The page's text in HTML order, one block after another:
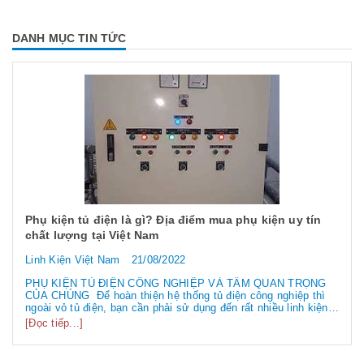
DANH MỤC TIN TỨC
Phụ kiện tủ điện là gì? Địa điểm mua phụ kiện uy tín
chất lượng tại Việt Nam
Linh Kiện Việt Nam
21/08/2022
PHỤ KIỆN TỦ ĐIỆN CÔNG NGHIỆP VÀ TẦM QUAN TRỌNG
CỦA CHÚNG Để hoàn thiện hệ thống tủ điện công nghiệp thì
ngoài vỏ tủ điện, bạn cần phải sử dụng đến rất nhiều linh kiện
tủ điện công nghiệp khác nhau. Vậy các loại phụ kiện tủ điện
công nghiệp bao gồm những gì? Chúng có tác dụng như thế
nào hãy...
[Đọc tiếp...]